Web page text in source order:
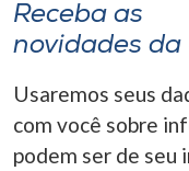
Receba as
novidades da
Usaremos seus
com você sobre
podem ser de seu